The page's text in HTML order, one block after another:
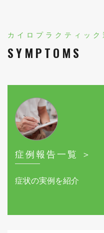
カイロプラクティック
SYMPTOMS
症例報告一覧 ＞
症状の実例を紹介